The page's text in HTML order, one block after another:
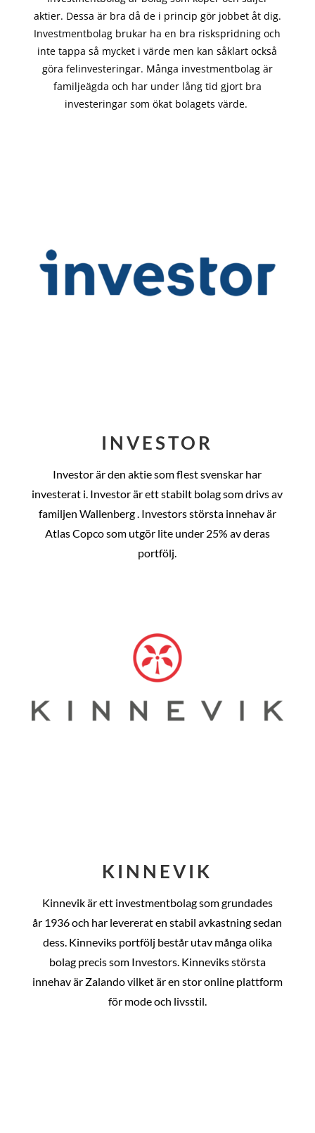
aktier. Dessa är bra då de i princip görjobbet åt dig.
Investmentbolag brukar ha en bra riskspridning och
inte tappa så mycket i värde men kan såklart också
göra felinvesteringar. Många investmentbolag är
familjeägda och har under lång tid gjort bra
investeringar som ökat bolagets värde.
INVESTOR
Investor är den aktie som flest svenskar har
investerat i. Investor är ett stabilt bolag som drivs av
familjen Wallenberg . Investors största innehav är
Atlas Copco som utgör lite under 25% av deras
portfölj.
KINNEVIK
Kinnevik är ett investmentbolag som grundades
år 1936 och har levererat en stabil avkastning sedan
dess. Kinneviks portfölj består utav många olika
bolag precis som Investors. Kinneviks största
innehav är Zalando vilket är en stor online plattform
för mode och livsstil.